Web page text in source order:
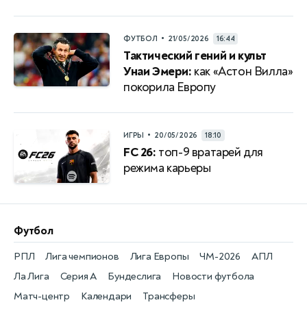
ФУТБОЛ • 21/05/2026 16:44
Тактический гений и культ
Унаи Эмери: как «Астон Вилла»
покорила Европу
ИГРЫ • 20/05/2026 18:10
FC 26: топ-9 вратарей для
режима карьеры
Футбол
Новости футбола
РПЛ
Матч-центр
Лига чемпионов
Календари
Лига Европы
Трансферы
ЧМ-2026 АПЛ
Ла Лига Серия А Бундеслига